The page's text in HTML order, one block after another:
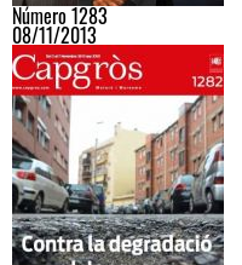
Número 1283
08/11/2013